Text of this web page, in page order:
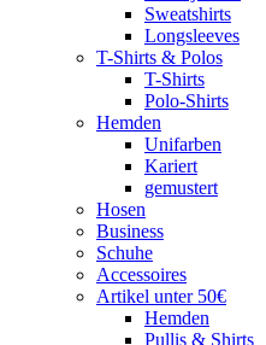
Sweatshirts
Longsleeves
T-Shirts & Polos
T-Shirts
Polo-Shirts
Hemden
Unifarben
Kariert
gemustert
Hosen
Business
Schuhe
Accessoires
Artikel unter 50€
Hemden
Pullis & Shirts